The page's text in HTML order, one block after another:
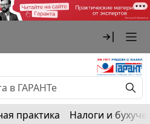
практика Налоги и